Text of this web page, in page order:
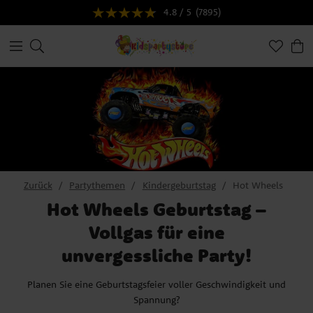
4.8 / 5 (7895)
Zurück Partythemen Kindergeburtstag Hot Wheels
Hot Wheels Geburtstag –
Vollgas für eine
unvergessliche Party!
Planen Sie eine Geburtstagsfeier voller Geschwindigkeit und
Spannung?